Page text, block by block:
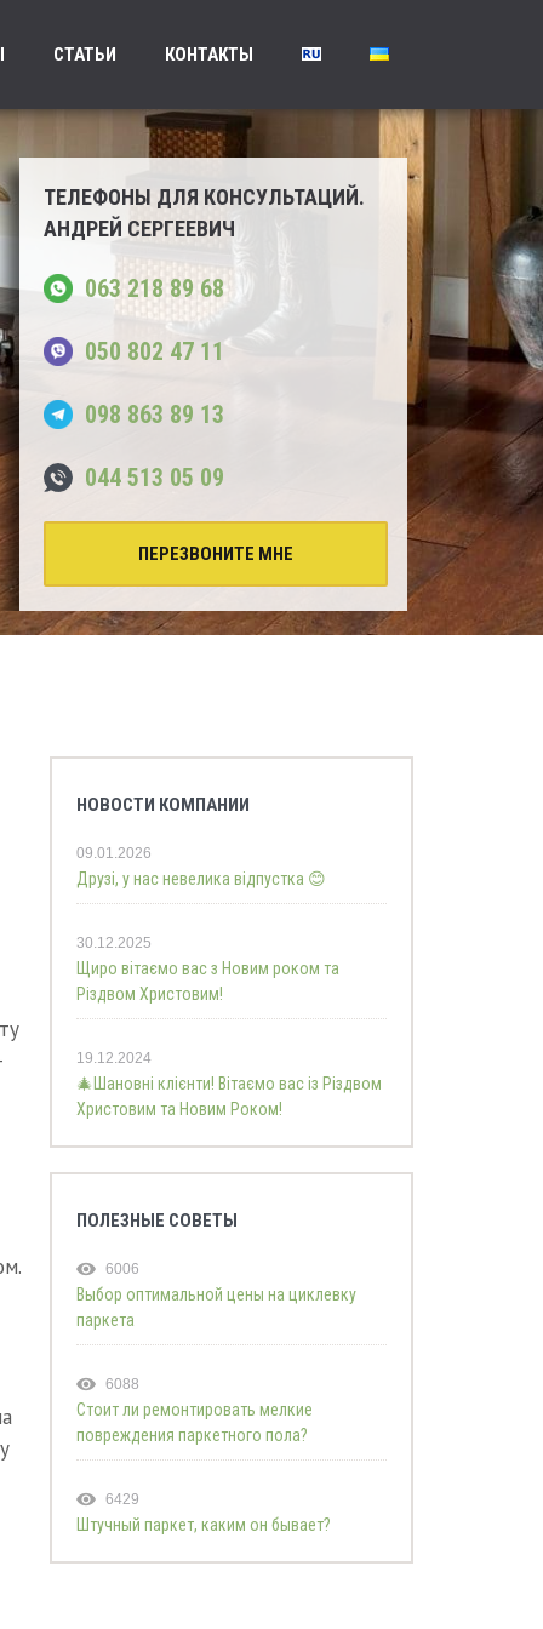
СТАТЬИ КОНТАКТЫ
ТЕЛЕФОНЫ ДЛЯ КОНСУЛЬТАЦИЙ.
АНДРЕЙ СЕРГЕЕВИЧ
063 218 89 68
050 802 47 11
098 863 89 13
044 513 05 09
ПЕРЕЗВОНИТЕ МНЕ
НОВОСТИ КОМПАНИИ
09.01.2026
Друзі, у нас невелика відпустка 😊
30.12.2025
Щиро вітаємо вас з Новим роком та
Різдвом Христовим!
19.12.2024
🎄Шановні клієнти! Вітаємо вас із Різдвом
Христовим та Новим Роком!
ПОЛЕЗНЫЕ СОВЕТЫ
6006
Выбор оптимальной цены на циклевку
паркета
6088
Стоит ли ремонтировать мелкие
повреждения паркетного пола?
6429
Штучный паркет, каким он бывает?